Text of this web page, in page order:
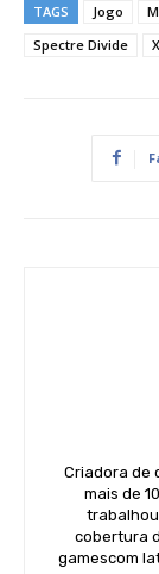
TAGS Jogo
Spectre Divide
Criadora de
mais de
cobertura
gamescom